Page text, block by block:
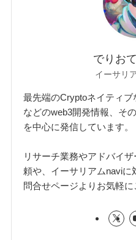
でりお
イーサリ
最先端のCryptoネイティ
などのweb3開発情報、そ
を中心に発信しています。
リサーチ業務やアドバイ
頼や、イーサリアムnavi
問合せページよりお気軽に